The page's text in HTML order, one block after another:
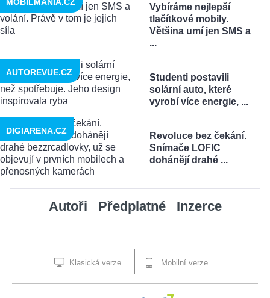
Vybíráme nejlepší
tlačítkové mobily.
Většina umí jen SMS a
...
MOBILMANIA.CZ
Studenti postavili
solární auto, které
vyrobí více energie, ...
AUTOREVUE.CZ
Revoluce bez čekání.
Snímače LOFIC
dohánějí drahé ...
DIGIARENA.CZ
Autoři Předplatné Inzerce
Klasická verze Mobilní verze